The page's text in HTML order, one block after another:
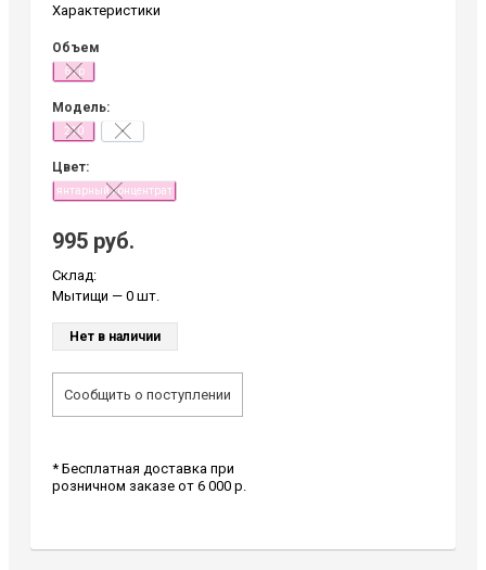
Характеристики
Объем
6 гр
Модель:
210 -
Цвет:
янтарный концентрат
995 руб.
Склад:
Мытищи — 0 шт.
Нет в наличии
Сообщить о поступлении
* Бесплатная доставка при
розничном заказе от 6 000 р.